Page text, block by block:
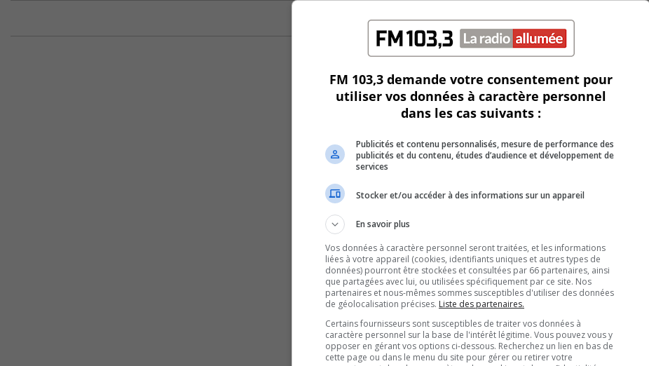
FM 103,3 demande votre consentement pour
utiliser vos données à caractère personnel
dans les cas suivants :
Publicités et contenu personnalisés, mesure de performance des
publicités et du contenu, études d’audience et développement de
services
Stocker et/ou accéder à des informations sur un appareil
En savoir plus
Vos données à caractère personnel seront traitées, et les informations
liées à votre appareil (cookies, identifiants uniques et autres types de
données) pourront être stockées et consultées par 66 partenaires, ainsi
que partagées avec lui, ou utilisées spécifiquement par ce site. Nos
partenaires et nous-mêmes sommes susceptibles d'utiliser des données
de géolocalisation précises. Liste des partenaires.
Certains fournisseurs sont susceptibles de traiter vos données à
caractère personnel sur la base de l'intérêt légitime. Vous pouvez vous y
opposer en gérant vos options ci-dessous. Recherchez un lien en bas de
cette page ou dans le menu du site pour gérer ou retirer votre